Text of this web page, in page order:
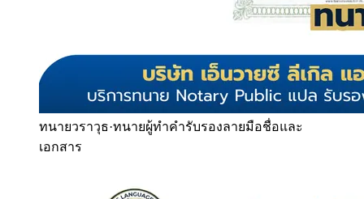
ทนายวราวุธ·ทนายผู้ทำคำรับรองลายมือชื่อและ
เอกสาร